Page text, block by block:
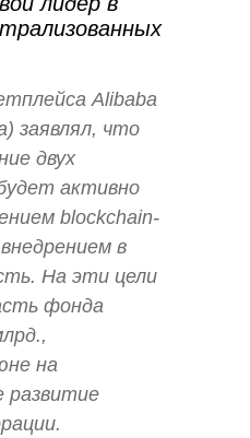
Alibaba
заявлял, что
двух
активно
blockchain-
в
На эти цели
фонда
на
развитие